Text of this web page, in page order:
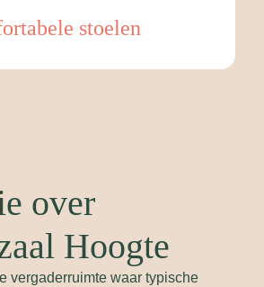
stoelen
over
Hoogte
vergaderruimte waar typische